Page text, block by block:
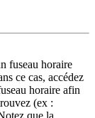
fuseau horaire
ce cas, accédez
horaire afin
(ex :
que la